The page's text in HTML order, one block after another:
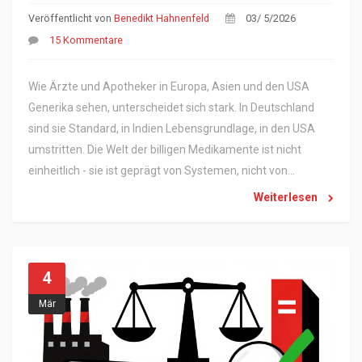
Veröffentlicht von Benedikt Hahnenfeld
03/ 5/2026
15 Kommentare
Wie Ärzte und Apotheker in Europa, Asien und den USA
Generika sehen, unterscheidet sich stark. In Deutschland
sind sie Standard, in Indien Lebensgrundlage, in den USA
umstritten. Die Welt der billigen Medikamente ist nicht
einheitlich - sie ist geprägt von Systemen, nicht von
Weiterlesen
4
Mär